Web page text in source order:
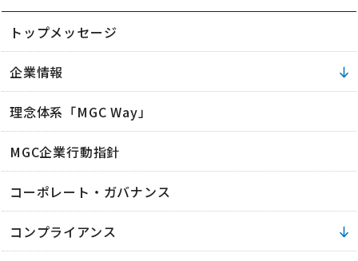
トップメッセージ
企業情報
理念体系「MGC Way」
MGC企業行動指針
コーポレート・ガバナンス
コンプライアンス